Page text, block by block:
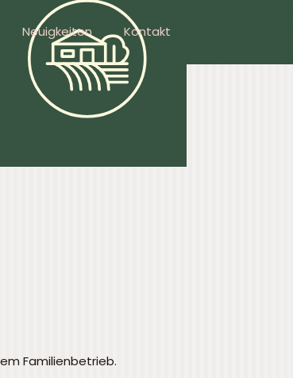
Neuigkeiten Kontakt
Familienbetrieb.